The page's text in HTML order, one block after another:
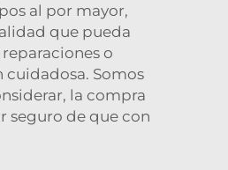
al por mayor,
que pueda
o
cuidadosa. Somos
la compra
seguro de que con